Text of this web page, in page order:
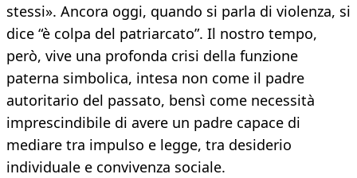
stessi». Ancora oggi, quando si parla di violenza, si
dice “è colpa del patriarcato”. Il nostro tempo,
però, vive una profonda crisi della funzione
paterna simbolica, intesa non come il padre
autoritario del passato, bensì come necessità
imprescindibile di avere un padre capace di
mediare tra impulso e legge, tra desiderio
individuale e convivenza sociale.